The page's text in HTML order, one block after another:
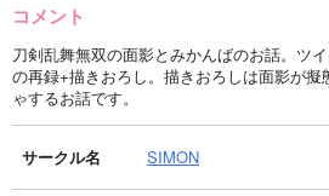
コメント
刀剣乱舞無双の面影とみかんばのお話。ツ
の再録+描きおろし。描きおろしは面影が
ゃするお話です。
サークル名 SIMON